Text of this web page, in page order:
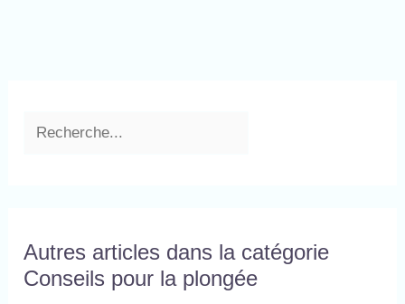
Autres articles dans la catégorie
Conseils pour la plongée